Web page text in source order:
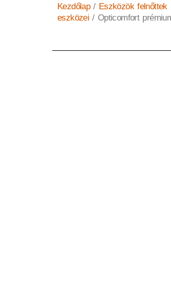
Kezdőlap/ Eszközök felnőttek
eszközei / Opticomfort